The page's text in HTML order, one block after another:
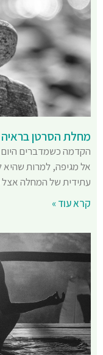
מחלת הסרטן בראיה
הקדמה כשמדברים
אל מגיפה, למרות
עתידית של המחלה אצל
קרא עוד »